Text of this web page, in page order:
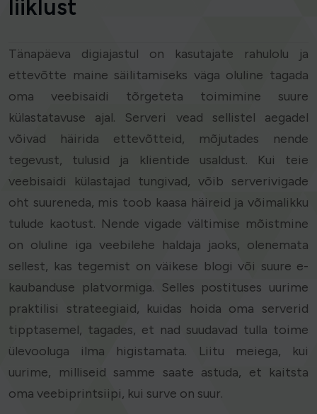
liiklust
Tänapäeva digiajastul on kasutajate rahulolu ja
ettevõtte maine säilitamiseks väga oluline tagada
oma veebisaidi tõrgeteta toimimine suure
külastatavuse ajal. Serveri vead sellistel aegadel
võivad häirida ettevõtteid, mõjutades nende
tegevust, tulusid ja klientide usaldust. Kui teie
veebisaidi külastajad tungivad, võib serverivigade
oht suureneda, mis toob kaasa häireid ja võimalikku
tulude kaotust. Nende vigade vältimise mõistmine
on oluline iga veebilehe haldaja jaoks, olenemata
sellest, kas tegemist on väikese blogi või suure e-
kaubanduse platvormiga. Selles postituses uurime
praktilisi strateegiaid, kuidas hoida oma serverid
tipptasemel, tagades, et nad suudavad tulla toime
ülevooluga ilma higistamata. Liitu meiega, kui
uurime, milliseid samme saate astuda, et kaitsta
oma veebiprintsiipi, kui surve on suur.